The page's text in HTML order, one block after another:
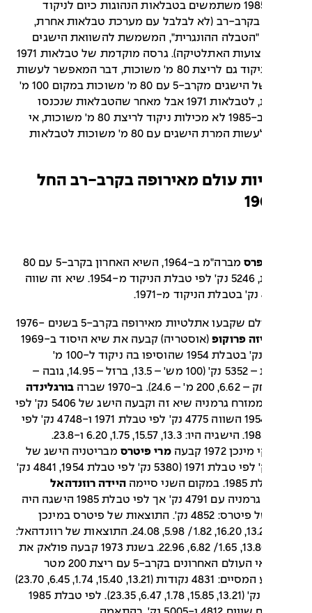
משנת 1985 משתמשים בטבלאות הנהוגות כיום לניקוד
בקרב-רב (לא לבלבל עם מערכת טבלאות אחרת,
"הטבלה ההונגרית", המשמשת להשוואת הישגים
בכל מקצועות האתלטיקה). גרסה מוקדמת של טבלאות 1971
הכילה ניקוד גם לריצת 80 מ' משוכות, דבר המאפשר לעשות
המרה של הישגים מקרב-5 עם 80 מ' משוכות במקום 100 מ'
משוכות, לטבלאות 1971 אבל מאחר שהטבלאות שנכנסו
לתוקף ב-1985 לא מכילות ניקוד לריצת 80 מ' משוכות, אי
אפשר לעשות המרת הישגים עם 80 מ' משוכות לטבלאות
עולם מאירופה בקרב-רב החל
מברה"מ ב-1964, השיא האחרון בקרב-5 עם 80
משוכות, 5246 נק' לפי טבלת הניקוד מ-1954. שיא זה שווה
שיאי עולם שקבעו אתלטיות מאירופה בקרב-5 בשנים 1976-
(אוסטריה) קבעה את שיא היסוד ב-1969
– 5352 נק' בטבלת 1954 שהוסיפו בה ניקוד ל-100 מ'
משוכות – 5352 נק' (100 מש' – 13.5, ברזל – 14.95, גובה –
בורגלינדה
ממזרח גרמניה שיא זה וקבעה הישג של 5406 נק' לפי
טבלת 1954 השווה 4775 נק' לפי טבלת 1971 ו-4748 נק' לפי
טבלת 1985. הישגיה היו: 13.3, 15.57, 1.75, 6.20 ו-23.8.
מרי פיטרסמבריטניה הישג של
4801 נק' לפי טבלת 1971 (5380 נק' לפי טבלת 1954, 4841 נק'
היידה רוזנדהאל
ממערב גרמניה עם 4791 נק' אך לפי טבלת 1985 הישגה היה
טוב משל פיטרס: 4852 נק'. התוצאות של פיטרס במינכן
1972: 13.29, 16.20, 1.82/ 5.98, 24.08. התוצאות של רוזנדהאל:
13.34, 13.86, 1.65/ 6.82, 22.96. בשנת 1973 קבעה פולאק את
שני שיאי העולם האחרונים בקרב-5 עם ריצת 200 מטר
כמקצוע המסיים: 4831 נקודות (13.21, 15.40, 1.74, 6.45, 23.70)
ו-4932 נק' (13.21, 15.85, 1.78, 6.47, 23.35). לפי טבלת 1985